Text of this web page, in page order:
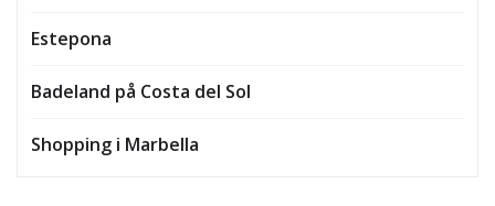
Estepona
Badeland på Costa del Sol
Shopping i Marbella